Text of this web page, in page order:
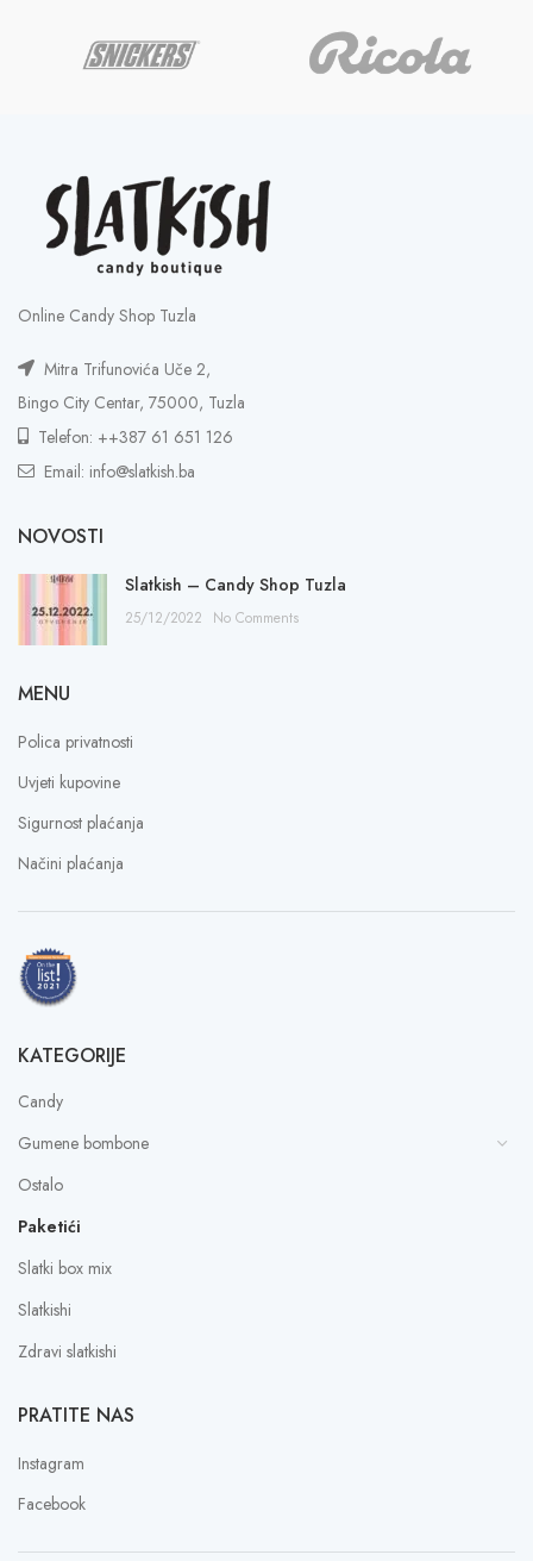
Online Candy Shop Tuzla
Mitra Trifunovića Uče 2,
Bingo City Centar, 75000, Tuzla
Telefon: ++387 61 651 126
Email: info@slatkish.ba
NOVOSTI
Slatkish – Candy Shop Tuzla
25/12/2022 No Comments
MENU
Polica privatnosti
Uvjeti kupovine
Sigurnost plaćanja
Načini plaćanja
KATEGORIJE
Candy
Gumene bombone
Ostalo
Paketići
Slatki box mix
Slatkishi
Zdravi slatkishi
PRATITE NAS
Instagram
Facebook